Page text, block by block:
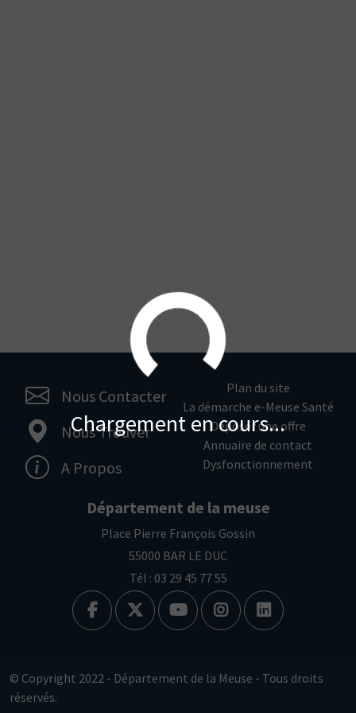
Nous Contacter
Nous Trouver
A Propos
Plan du site
La démarche e-Meuse Santé
Déposer une offre
Annuaire de contact
Dysfonctionnement
Département de la meuse
Place Pierre François Gossin
55000 BAR LE DUC
Tél : 03 29 45 77 55
© Copyright 2022 - Département de la Meuse - Tous droits
réservés.
Chargement en cours...